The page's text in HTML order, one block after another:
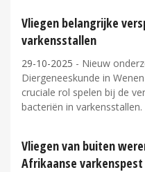
Vliegen belangrijke
varkensstallen
29-10-2025 - Nieuw
Diergeneeskunde in
cruciale rol spelen bij de
bacteriën in
Vliegen van buiten
Afrikaanse varkenspest